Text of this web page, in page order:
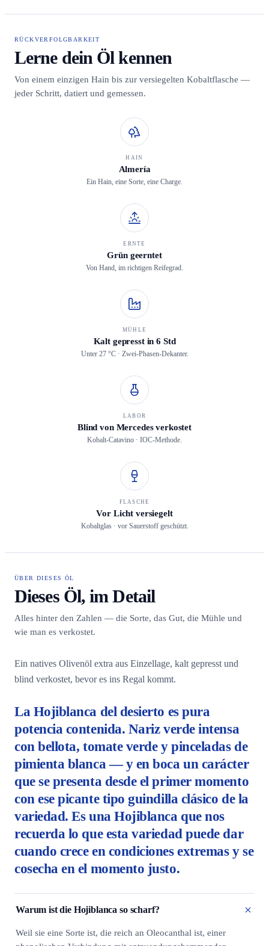
RÜCKVERFOLGBARKEIT
Lerne dein Öl kennen
Von einem einzigen Hain bis zur versiegelten Kobaltflasche —
jeder Schritt, datiert und gemessen.
HAIN
Almería
Ein Hain, eine Sorte, eine Charge.
ERNTE
Grün geerntet
Von Hand, im richtigen Reifegrad.
MÜHLE
Kalt gepresst in 6 Std
Unter 27 °C · Zwei-Phasen-Dekanter.
LABOR
Blind von Mercedes verkostet
Kobalt-Catavino · IOC-Methode.
FLASCHE
Vor Licht versiegelt
Kobaltglas · vor Sauerstoff geschützt.
ÜBER DIESES ÖL
Dieses Öl, im Detail
Alles hinter den Zahlen — die Sorte, das Gut, die Mühle und
wie man es verkostet.
Ein natives Olivenöl extra aus Einzellage, kalt gepresst und
blind verkostet, bevor es ins Regal kommt.
La Hojiblanca del desierto es pura
potencia contenida. Nariz verde intensa
con bellota, tomate verde y pinceladas de
pimienta blanca — y en boca un carácter
que se presenta desde el primer momento
con ese picante tipo guindilla clásico de la
variedad. Es una Hojiblanca que nos
recuerda lo que esta variedad puede dar
cuando crece en condiciones extremas y se
cosecha en el momento justo.
Warum ist die Hojiblanca so scharf?
Weil sie eine Sorte ist, die reich an Oleocanthal ist, einer